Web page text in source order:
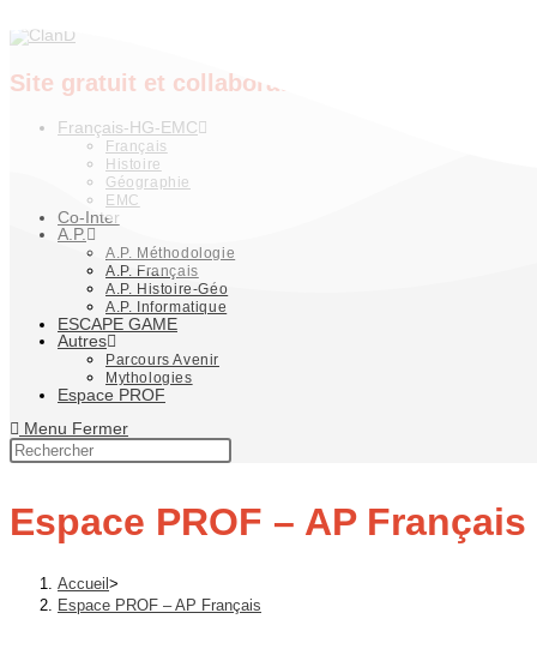
Site gratuit et collaboratif de partage de cours
Français-HG-EMC
Français
Histoire
Géographie
EMC
Co-Inter
A.P.
A.P. Méthodologie
A.P. Français
A.P. Histoire-Géo
A.P. Informatique
ESCAPE GAME
Autres
Parcours Avenir
Mythologies
Espace PROF
Menu Fermer
Espace PROF – AP Français
Accueil >
Espace PROF – AP Français